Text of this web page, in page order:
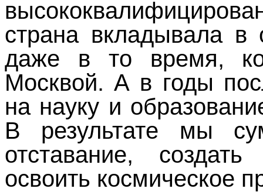
страна вкладывала в
даже в то время,
Москвой. А в годы
на науку и
В результате мы
отставание,
освоить космическое